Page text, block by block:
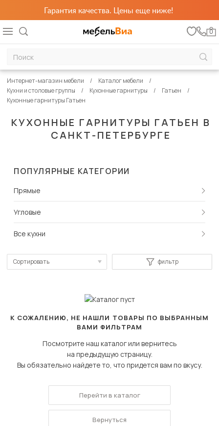
Гарантия качества. Цены еще ниже!
0
КУХОННЫЕ ГАРНИТУРЫ ГАТЬЕН В
САНКТ-ПЕТЕРБУРГЕ
Интернет-магазин мебели
Каталог мебели
Кухни и столовые группы
Кухонные гарнитуры
Гатьен
Кухонные гарнитуры Гатьен
ПОПУЛЯРНЫЕ КАТЕГОРИИ
Прямые
Угловые
Все кухни
Сортировать
Сначала дешевые
фильтр
К СОЖАЛЕНИЮ, НЕ НАШЛИ ТОВАРЫ ПО ВЫБРАННЫМ
ВАМИ ФИЛЬТРАМ
Посмотрите наш каталог или вернитесь
на предыдущую страницу.
Вы обязательно найдете то, что придется вам по вкусу.
Перейти в каталог
Вернуться